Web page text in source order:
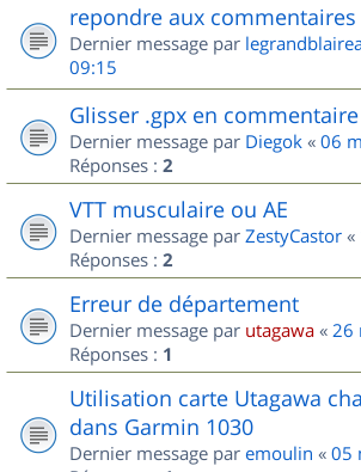
repondre aux commentaires
Dernier message par
09:15
Glisser .gpx en
Dernier message par Diegok « 06
Réponses : 2
VTT musculaire ou AE
Dernier message par ZestyCastor «
Réponses : 2
Erreur de département
Dernier message par utagawa « 26
Réponses : 1
Utilisation carte Utagawa
dans Garmin 1030
Dernier message par emoulin « 05